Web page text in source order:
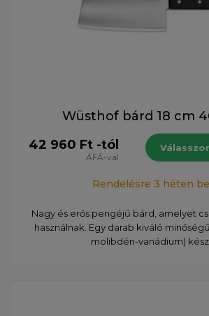
Wüsthof bárd 18 cm
42 960 Ft -tól
ÁFÁ-val
Rendelésre 3 héten
Nagy és erős pengéjű bárd, amelyet
használnak. Egy darab kiváló
molibdén-vanádium)